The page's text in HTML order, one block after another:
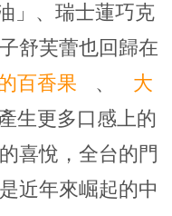
」、瑞士蓮巧克
舒芙蕾也回歸在
百香果 、
大
生更多口感上的
喜悅，全台的門
近年來崛起的中